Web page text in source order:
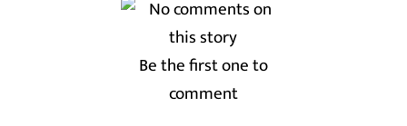
Be the first one to
comment